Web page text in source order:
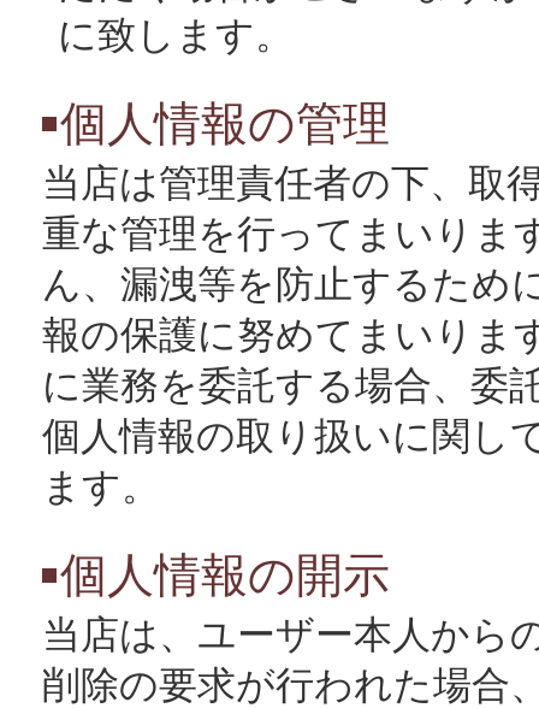
に致します。
個人情報の管理
当店は管理責任者の下、取
重な管理を行ってまいりま
ん、漏洩等を防止するため
報の保護に努めてまいりま
に業務を委託する場合、委
個人情報の取り扱いに関し
ます。
個人情報の開示
当店は、ユーザー本人から
削除の要求が行われた場合